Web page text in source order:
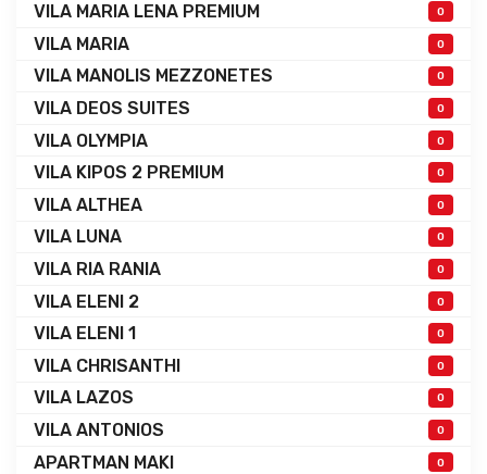
VILA MARIA LENA PREMIUM 0
VILA MARIA 0
VILA MANOLIS MEZZONETES 0
VILA DEOS SUITES 0
VILA OLYMPIA 0
VILA KIPOS 2 PREMIUM 0
VILA ALTHEA 0
VILA LUNA 0
VILA RIA RANIA 0
VILA ELENI 2 0
VILA ELENI 1 0
VILA CHRISANTHI 0
VILA LAZOS 0
VILA ANTONIOS 0
APARTMAN MAKI 0